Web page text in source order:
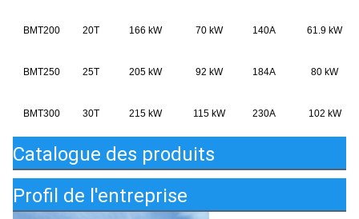
BMT200 20T 166 kW 70 kW 140A 61.9 kW
BMT250 25T 205 kW 92 kW 184A 80 kW
BMT300 30T 215 kW 115 kW 230A 102 kW
Catalogue des produits
Profil de l'entreprise